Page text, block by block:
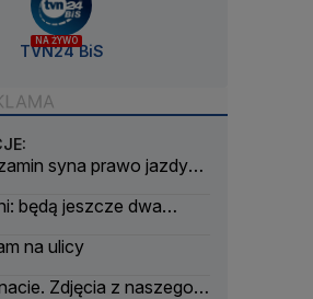
NA ŻYWO
TVN24 BiS
syna prawo jazdy
będą jeszcze dwa
na ulicy
Zdjęcia z naszego